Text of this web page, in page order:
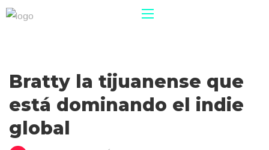
Bratty la tijuanense que
está dominando el indie
global